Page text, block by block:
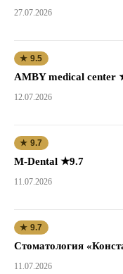
27.07.2026
★ 9.5
AMBY medical center
12.07.2026
★ 9.7
M-Dental ★9.7
11.07.2026
★ 9.7
Стоматология
11.07.2026